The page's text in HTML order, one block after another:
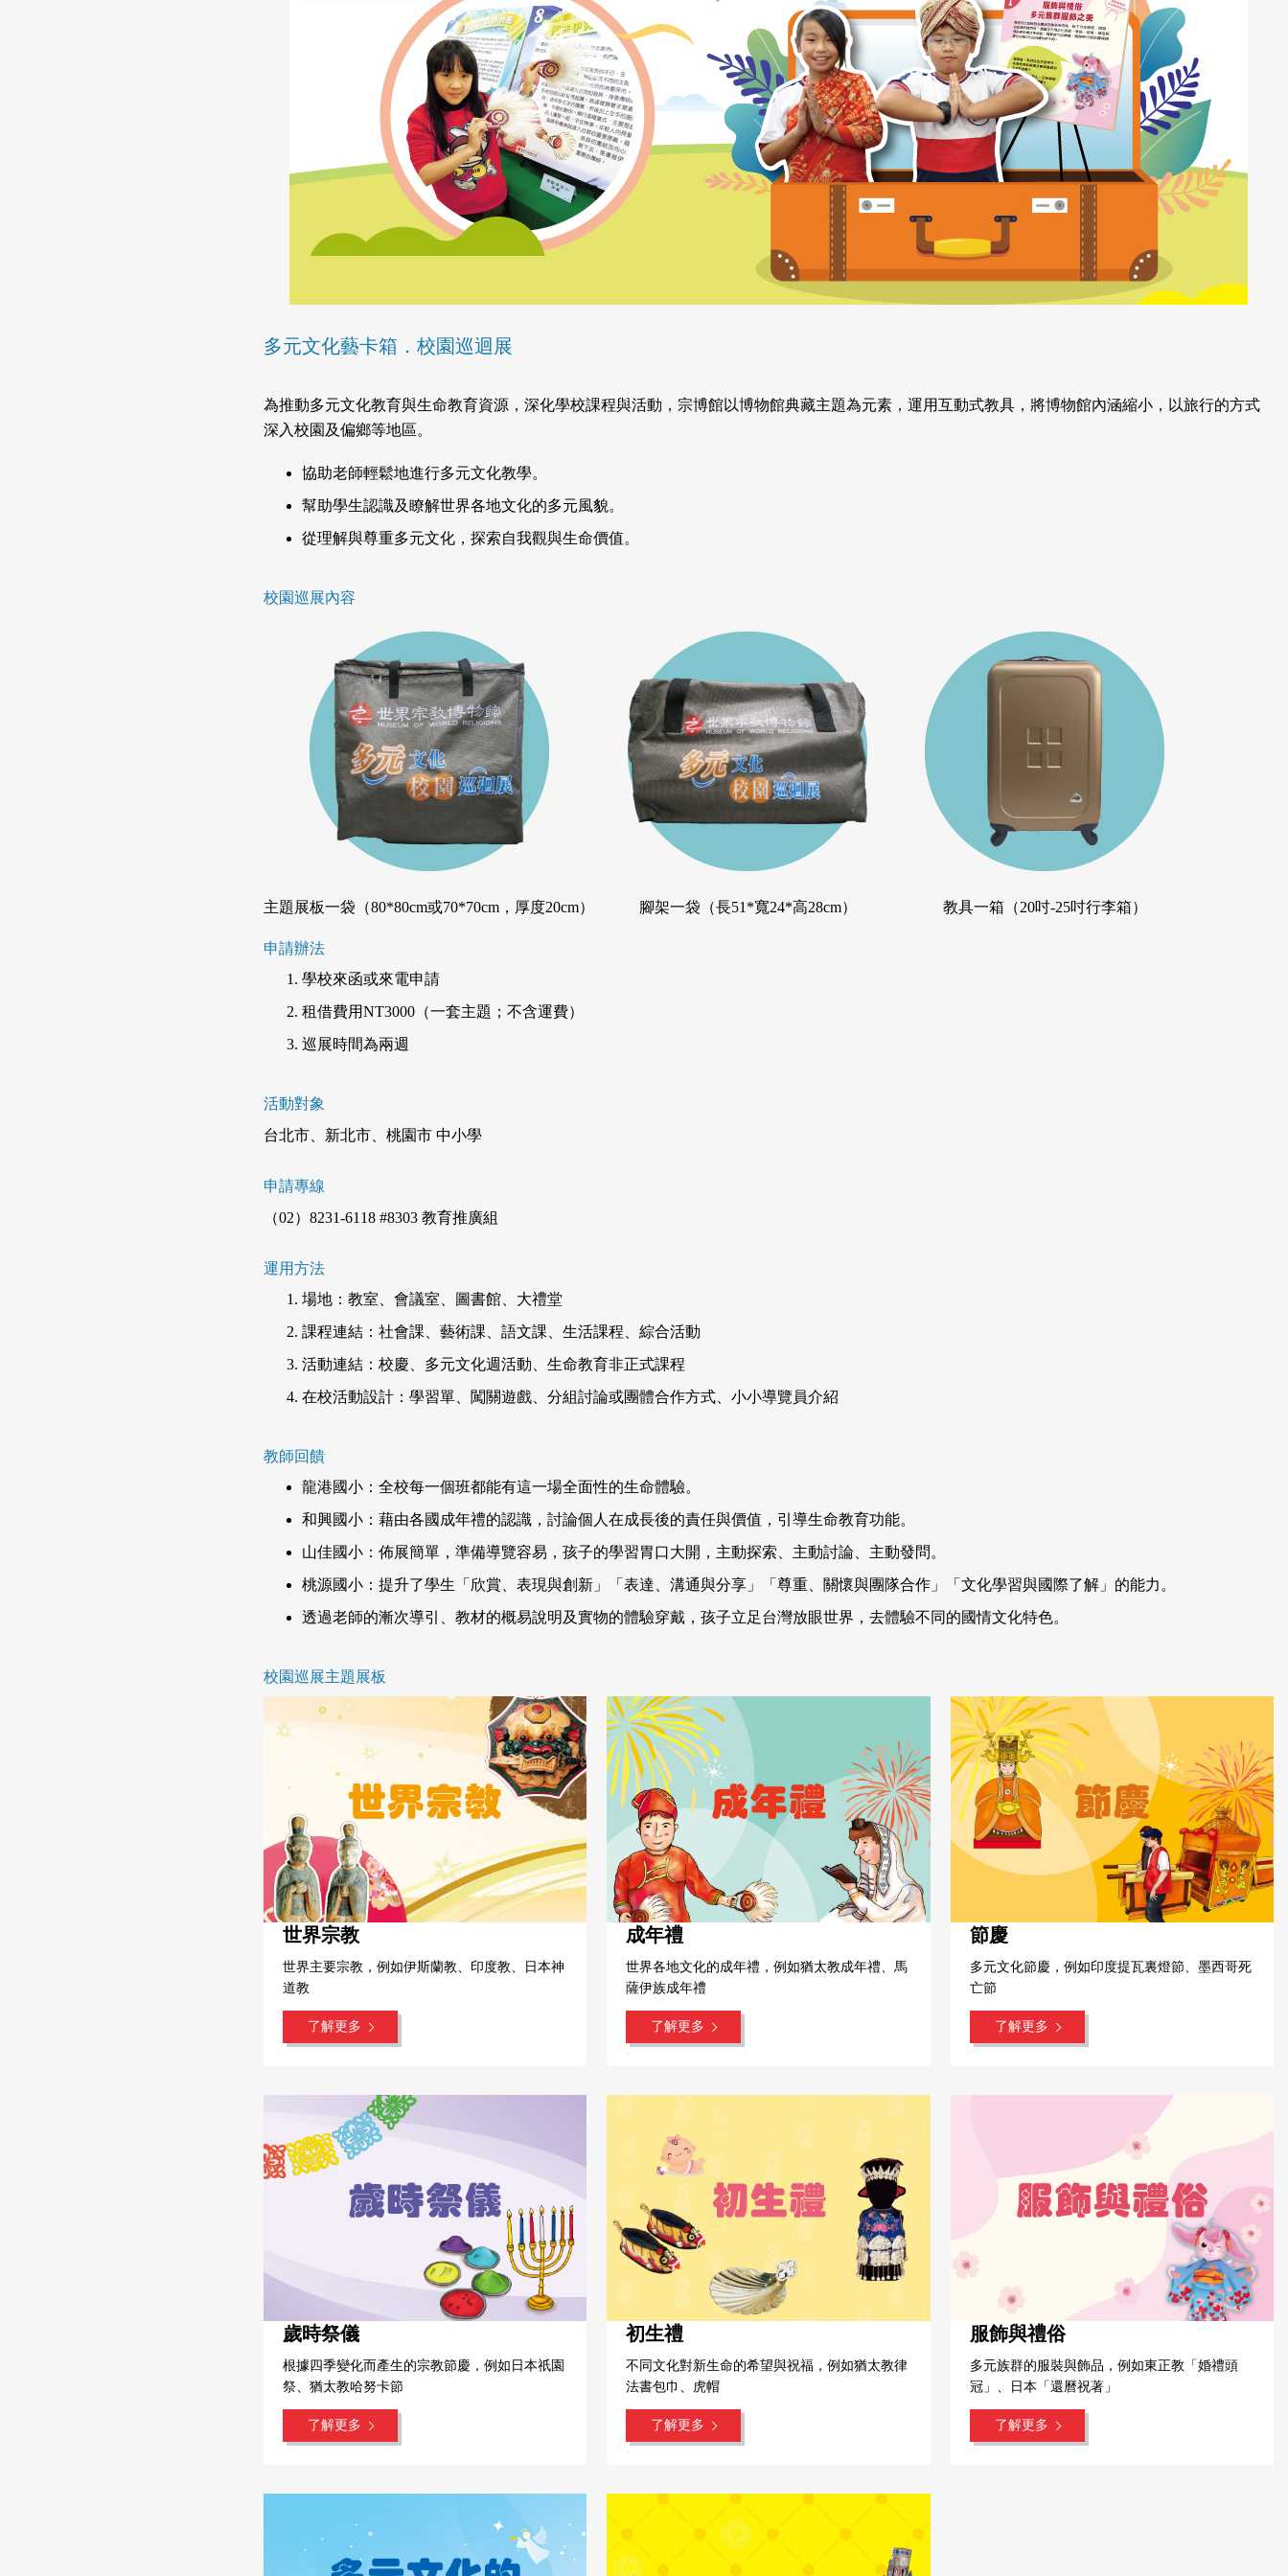
多元文化藝卡箱．校園巡迴展
為推動多元文化教育與生命教育資源，深化學校課程與活動，宗博館以博物館典藏主題為元素，運用互動式教具，將博物館內涵縮小，以旅行的方式
深入校園及偏鄉等地區。
協助老師輕鬆地進行多元文化教學。
幫助學生認識及瞭解世界各地文化的多元風貌。
從理解與尊重多元文化，探索自我觀與生命價值。
校園巡展內容
主題展板一袋（80*80cm或70*70cm，厚度20cm） 腳架一袋（長51*寬24*高28cm） 教具一箱（20吋-25吋行李箱）
申請辦法
學校來函或來電申請
租借費用NT3000（一套主題；不含運費）
巡展時間為兩週
活動對象
台北市、新北市、桃園市 中小學
申請專線
（02）8231-6118 #8303 教育推廣組
運用方法
場地：教室、會議室、圖書館、大禮堂
課程連結：社會課、藝術課、語文課、生活課程、綜合活動
活動連結：校慶、多元文化週活動、生命教育非正式課程
在校活動設計：學習單、闖關遊戲、分組討論或團體合作方式、小小導覽員介紹
教師回饋
龍港國小：全校每一個班都能有這一場全面性的生命體驗。
和興國小：藉由各國成年禮的認識，討論個人在成長後的責任與價值，引導生命教育功能。
山佳國小：佈展簡單，準備導覽容易，孩子的學習胃口大開，主動探索、主動討論、主動發問。
桃源國小：提升了學生「欣賞、表現與創新」「表達、溝通與分享」「尊重、關懷與團隊合作」「文化學習與國際了解」的能力。
透過老師的漸次導引、教材的概易說明及實物的體驗穿戴，孩子立足台灣放眼世界，去體驗不同的國情文化特色。
校園巡展主題展板
世界宗教
世界主要宗教，例如伊斯蘭教、印度教、日本神
道教
了解更多
成年禮
世界各地文化的成年禮，例如猶太教成年禮、馬
薩伊族成年禮
了解更多
節慶
多元文化節慶，例如印度提瓦裏燈節、墨西哥死
亡節
了解更多
歲時祭儀
根據四季變化而產生的宗教節慶，例如日本祇園
祭、猶太教哈努卡節
了解更多
初生禮
不同文化對新生命的希望與祝福，例如猶太教律
法書包巾、虎帽
了解更多
服飾與禮俗
多元族群的服裝與飾品，例如東正教「婚禮頭
冠」、日本「還曆祝著」
了解更多